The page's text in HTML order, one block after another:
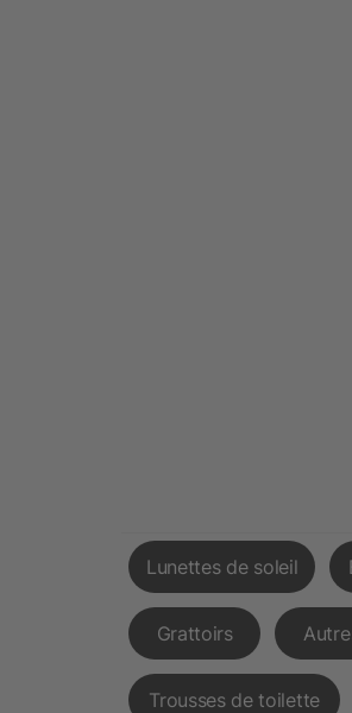
Lunettes de soleil
Grattoirs
Trousses de toilette